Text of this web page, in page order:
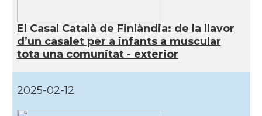
El Casal Català de Finlàndia: de la llavor
d’un casalet per a infants a muscular
tota una comunitat - exterior
2025-02-12